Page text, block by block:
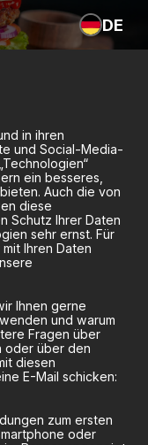
DE
in ihren
und Social-Media-
ein besseres,
Auch die von
diese
Schutz Ihrer Daten
sehr ernst. Für
Ihren Daten
Ihnen gerne
und warum
Fragen über
oder über den
diesen
E-Mail schicken:
zum ersten
oder